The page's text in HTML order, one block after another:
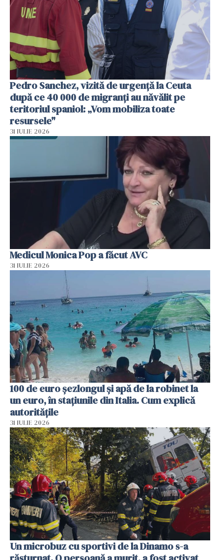
Pedro Sanchez, vizită de urgență la Ceuta
după ce 40 000 de migranți au năvălit pe
teritoriul spaniol: „Vom mobiliza toate
resursele"
31 IULIE 2026
Medicul Monica Pop a făcut AVC
31 IULIE 2026
100 de euro șezlongul și apă de la robinet la
un euro, în stațiunile din Italia. Cum explică
autoritățile
31 IULIE 2026
Un microbuz cu sportivi de la Dinamo s-a